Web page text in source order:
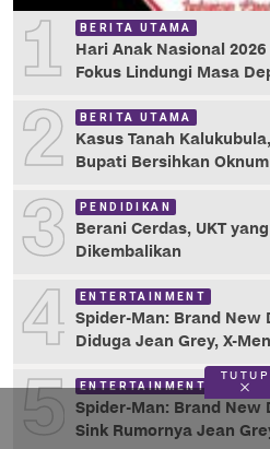
1 BERITA UTAMA
Hari Anak Nasional
Fokus Lindungi Masa
2 BERITA UTAMA
Kasus Tanah
Bupati Bersihkan
3 PENDIDIKAN
Berani Cerdas, UKT
Dikembalikan
4 ENTERTAINMENT
Spider-Man: Brand New
Diduga Jean Grey, X-
5 ENTERTAINMENT
Spider-Man: Brand New
Sink Rumornya Jean
TUTUP